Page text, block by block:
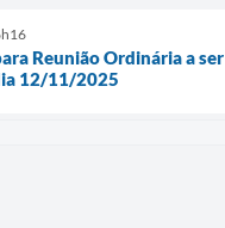
Reunião Ordinária a ser
12/11/2025